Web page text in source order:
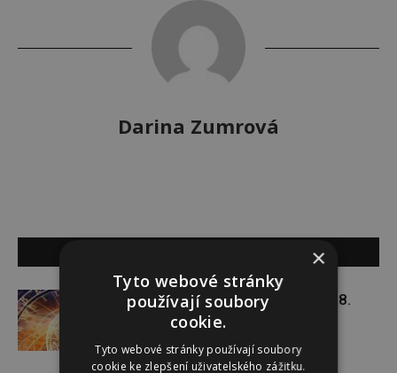
Darina Zumrová
Týdenní horoskop 27. 7. – 2. 8.
×
Tyto webové stránky
používají soubory
cookie.
Tyto webové stránky používají soubory
cookie ke zlepšení uživatelského zážitku.